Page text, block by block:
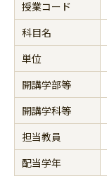
授業コード
科目名
単位
開講学部等
開講学科等
担当教員
配当学年